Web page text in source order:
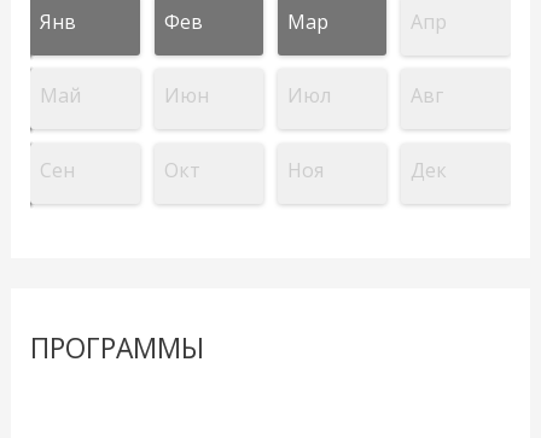
Янв Фев Мар Апр
Май Июн Июл Авг
Сен Окт Ноя Дек
ПРОГРАММЫ